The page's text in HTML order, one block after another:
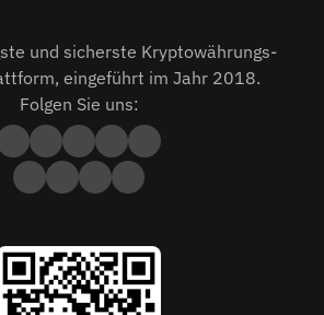
und sicherste Kryptowährungs-
eingeführt im Jahr 2018.
Folgen Sie uns: